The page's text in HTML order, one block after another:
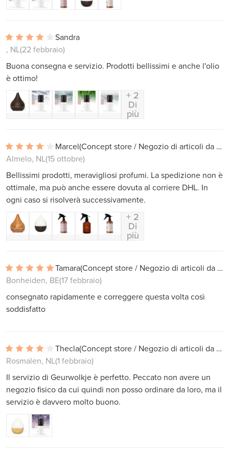
Sandra
, NL(22 febbraio)
Buona consegna e servizio. Prodotti bellissimi e anche l'olio
è ottimo!
+ 2
Di
più
Marcel
(Concept store / Negozio di articoli da regalo)
Almelo, NL(15 ottobre)
Bellissimi prodotti, meravigliosi profumi. La spedizione non è
ottimale, ma può anche essere dovuta al corriere DHL. In
ogni caso si risolverà successivamente.
+ 2
Di
più
Tamara
(Concept store / Negozio di articoli da regalo)
Bonheiden, BE(17 febbraio)
consegnato rapidamente e correggere questa volta così
soddisfatto
Thecla
(Concept store / Negozio di articoli da regalo)
Rosmalen, NL(1 febbraio)
Il servizio di Geurwolkje è perfetto. Peccato non avere un
negozio fisico da cui quindi non posso ordinare da loro, ma il
servizio è davvero molto buono.